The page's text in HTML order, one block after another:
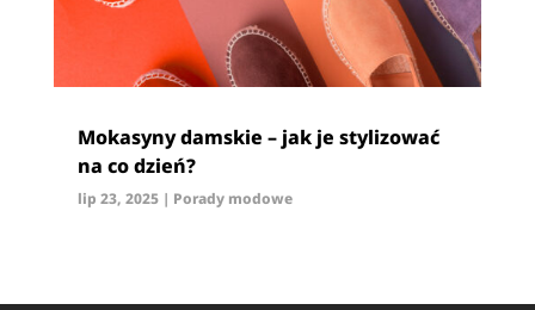
Mokasyny damskie – jak je stylizować
na co dzień?
lip 23, 2025| Porady modowe